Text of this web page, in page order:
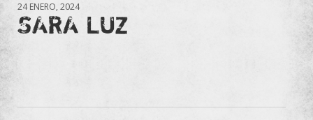
24 ENERO, 2024
SARA LUZ